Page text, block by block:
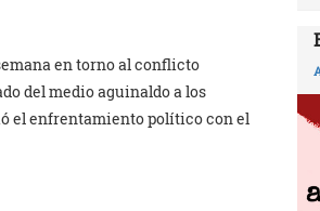
en torno al conflicto
del medio aguinaldo a los
el enfrentamiento político con el